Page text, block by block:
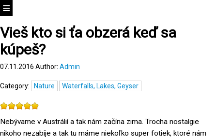
Vieš kto si ťa obzerá keď sa
kúpeš?
07.11.2016 Author: Admin
Category: Nature Waterfalls, Lakes, Geyser
Nebývame v Austrálií a tak nám začína zima. Trocha nostalgie
nikoho nezabije a tak tu máme niekoľko super fotiek, ktoré nám